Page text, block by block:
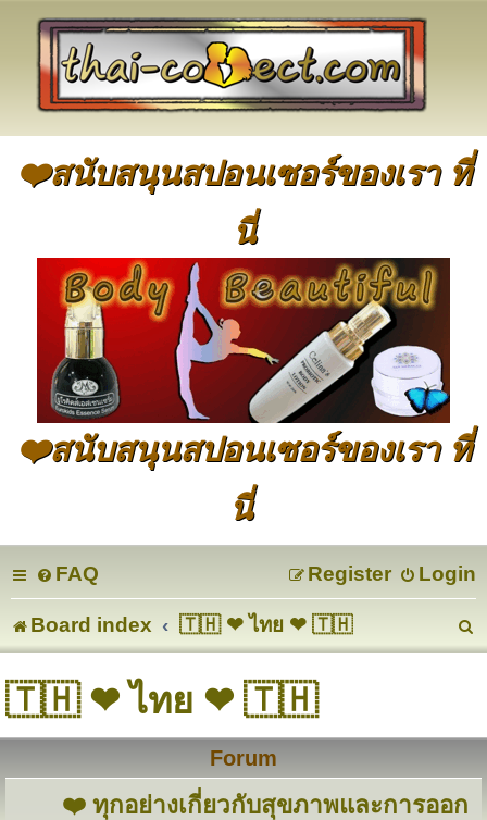
❤️สนับสนุนสปอนเซอร์ของเรา ที่
นี่
❤️สนับสนุนสปอนเซอร์ของเรา ที่
นี่
FAQ Login
Register
Board index 🇹🇭 ❤ ไทย ❤ 🇹🇭
🇹🇭 ❤ ไทย ❤ 🇹🇭
Forum
❤️ ทุกอย่างเกี่ยวกับสุขภาพและการออก